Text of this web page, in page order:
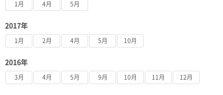
1月 4月 5月
2017年
1月 2月 4月 5月 10月
2016年
3月 4月 5月 9月 10月 11月 12月